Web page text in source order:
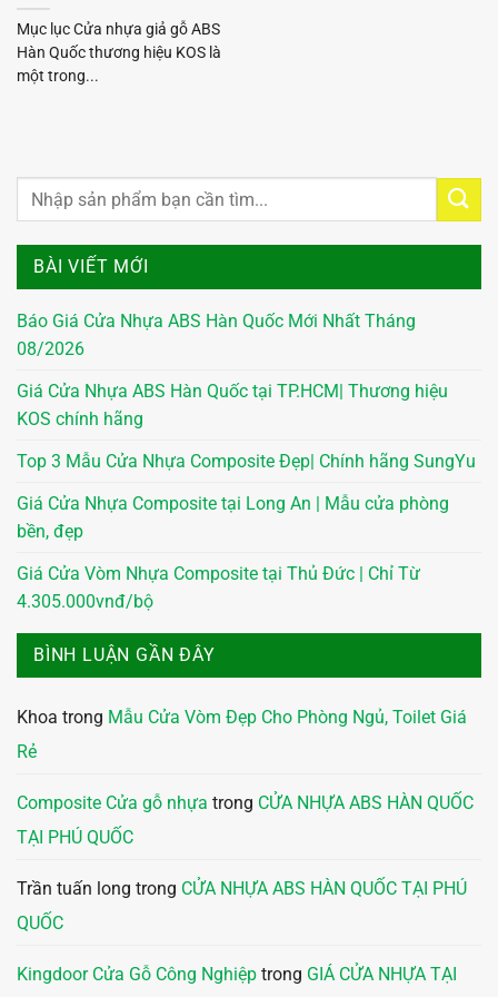
BÀI VIẾT MỚI
Báo Giá Cửa Nhựa ABS Hàn Quốc Mới Nhất Tháng
08/2026
Giá Cửa Nhựa ABS Hàn Quốc tại TP.HCM| Thương hiệu
KOS chính hãng
Top 3 Mẫu Cửa Nhựa Composite Đẹp| Chính hãng SungYu
Giá Cửa Nhựa Composite tại Long An | Mẫu cửa phòng
bền, đẹp
Giá Cửa Vòm Nhựa Composite tại Thủ Đức | Chỉ Từ
4.305.000vnđ/bộ
BÌNH LUẬN GẦN ĐÂY
Khoa trong Mẫu Cửa Vòm Đẹp Cho Phòng Ngủ, Toilet Giá
Rẻ
Composite Cửa gỗ nhựa trong CỬA NHỰA ABS HÀN QUỐC
TẠI PHÚ QUỐC
Trần tuấn long trong CỬA NHỰA ABS HÀN QUỐC TẠI PHÚ
QUỐC
Kingdoor Cửa Gỗ Công Nghiệp trong GIÁ CỬA NHỰA TẠI
Mục lục Cửa nhựa giả gỗ ABS
Hàn Quốc thương hiệu KOS là
một trong...